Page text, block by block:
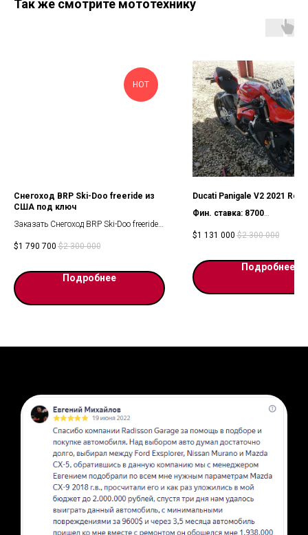
Так же смотрите мототехнику
HOT
Снегоход BRP Ski-Doo freeride из
США под ключ
Заказать Снегоход BRP Ski-Doo freeride
Россию под ключ по договору можно в
-Амортизаторы FOX передние
-Амортизаторы FOX задние
- Быстросъемный стабилизатор
$1 790 700 $2 300 000
Подробнее
Ducati Panigale V2 2021 Red
Фин. ставка: 8700
$1 131 000 $2 300 000
Подробнее